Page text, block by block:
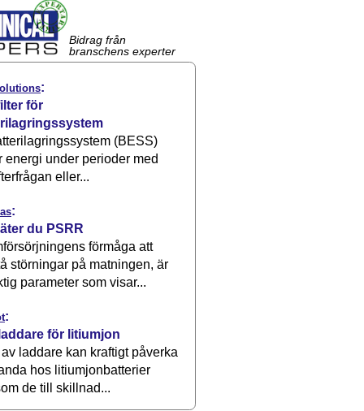
Bidrag från
branschens experter
:
för
(BESS)
energi under perioder med
eller...
:
du PSRR
förmåga att
störningar på matningen, är
parameter som visar...
:
för litiumjon
laddare kan kraftigt påverka
hos litiumjonbatterier
de till skillnad...